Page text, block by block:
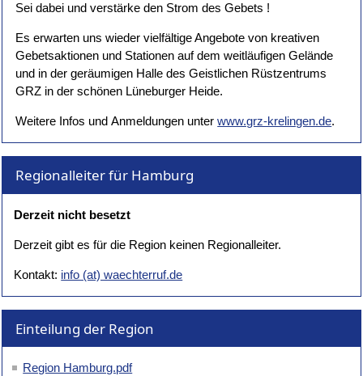
Sei dabei und verstärke den Strom des Gebets !
Es erwarten uns wieder vielfältige Angebote von kreativen
Gebetsaktionen und Stationen auf dem weitläufigen Gelände
und in der geräumigen Halle des Geistlichen Rüstzentrums
GRZ in der schönen Lüneburger Heide.
Weitere Infos und Anmeldungen unterwww.grz-krelingen.de.
Regionalleiter für Hamburg
Derzeit nicht besetzt
Derzeit gibt es für die Region keinen Regionalleiter.
Kontakt: info (at) waechterruf.de
Einteilung der Region
Region Hamburg.pdf